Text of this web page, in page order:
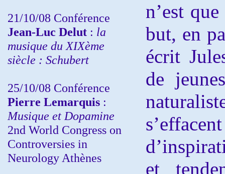
21/10/08 Conférence
Jean-Luc Delut : la
musique du XIXème
siècle : Schubert
25/10/08 Conférence
Pierre Lemarquis :
Musique et Dopamine
2nd World Congress on
Controversies in
Neurology Athènes
n’est
but, en
écrit
de
et